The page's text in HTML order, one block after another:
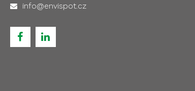
info@envispot.cz